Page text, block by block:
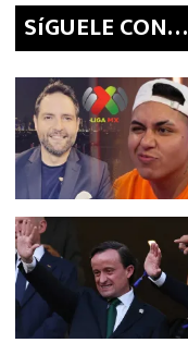
SíGUELE CON…